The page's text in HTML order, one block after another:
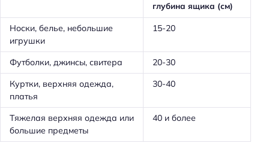
глубина ящика (см)
Носки, белье, небольшие
игрушки
15-20
Футболки, джинсы, свитера
20-30
Куртки, верхняя одежда,
платья
30-40
Тяжелая верхняя одежда или
большие предметы
40 и более